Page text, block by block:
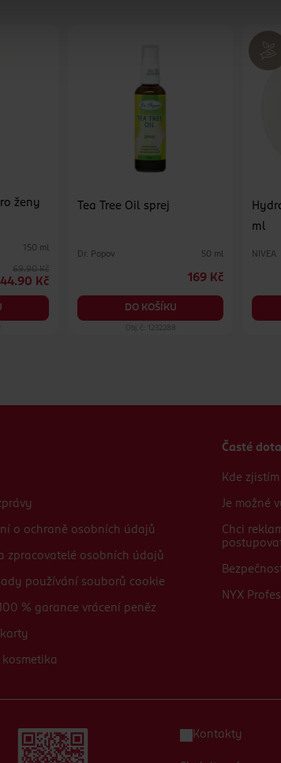
ženy
150 ml
69.90 Kč
44.90 Kč
Tea Tree Oil sprej
Dr. Popov 50 ml
169 Kč
DO KOŠÍKU
Obj. č.: 1232288
ml
NIVEA
o ochraně osobních údajů
zpracovatelé osobních údajů
používání souborů cookie
% garance vrácení peněz
kosmetika
Časté
Kde
Je možné
Chci
NYX
Kontakty